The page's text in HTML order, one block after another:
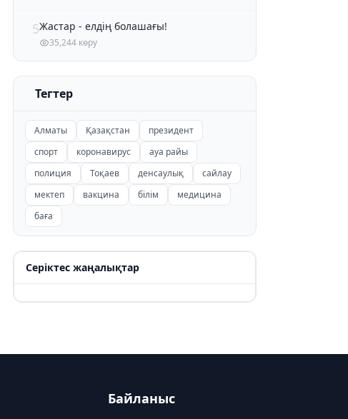
5Жастар - елдің болашағы!
35,244 көру
Тегтер
Алматы Қазақстан
президент
спорт
коронавирус
ауа райы
полиция
Тоқаев денсаулық
сайлау
мектеп
вакцина білім
медицина
баға
Серіктес жаңалықтар
Байланыс